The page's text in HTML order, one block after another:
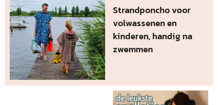
Strandponcho voor
volwassenen en
kinderen, handig na
zwemmen